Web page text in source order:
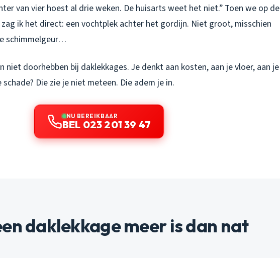
van vier hoest al drie weken. De huisarts weet het niet.” Toen we op de
ik het direct: een vochtplek achter het gordijn. Niet groot, misschien
schimmelgeur…
niet doorhebben bij daklekkages. Je denkt aan kosten, aan je vloer, aan je
Die zie je niet meteen. Die adem je in.
NU BEREIKBAAR
BEL 023 201 39 47
daklekkage meer is dan nat